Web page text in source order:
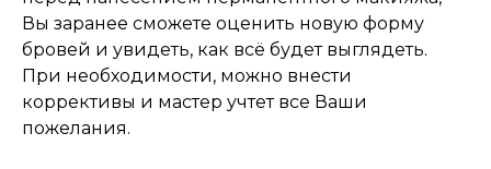
Вы заранее сможете оценить новую форму
бровей и увидеть, как всё будет выглядеть.
При необходимости, можно внести
коррективы и мастер учтет все Ваши
пожелания.